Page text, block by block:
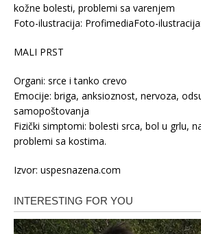
kožne bolesti, problemi sa varenjem
Foto-ilustracija: ProfimediaFoto-
MALI PRST
Organi: srce i tanko crevo
Emocije: briga, anksioznost, nervoza,
samopoštovanja
Fizički simptomi: bolesti srca, bol u grlu,
problemi sa kostima.
Izvor: uspesnazena.com